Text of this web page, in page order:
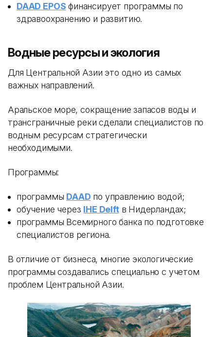
DAAD EPOS финансирует программы по
здравоохранению и развитию.
Водные ресурсы и экология
Для Центральной Азии это одно из самых
важных направлений.
Аральское море, сокращение запасов воды и
трансграничные реки сделали специалистов по
водным ресурсам стратегически
необходимыми.
Программы:
программы DAAD по управлению водой;
обучение через IHE Delftв Нидерландах;
программы Всемирного банка по подготовке
специалистов региона.
В отличие от бизнеса, многие экологические
программы создавались специально с учетом
проблем Центральной Азии.